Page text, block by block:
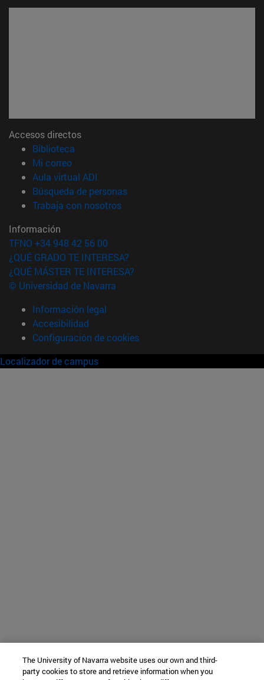
Accesos directos
Biblioteca
Mi correo(abre en nueva ventana)
Aula virtual ADI
Búsqueda de personas(abre en nueva ventana)
Trabaja con nosotros(abre en nueva ventana)
Información
TFNO +34 948 42 56 00
¿QUÉ GRADO TE INTERESA?
¿QUÉ MÁSTER TE INTERESA?
© Universidad de Navarra
Información legal
Accesibilidad
Configuración de cookies
Localizador de campus
The University of Navarra website uses our own and third-
party cookies to store and retrieve information when you